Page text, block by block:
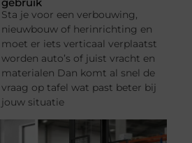
Sta je voor een verbouwing,
nieuwbouw of herinrichting en
moet er iets verticaal verplaatst
worden auto’s of juist vracht en
materialen Dan komt al snel de
vraag op tafel wat past beter bij
jouw situatie